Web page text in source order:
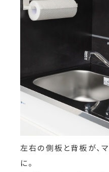
左右の側板と背板が、
に。